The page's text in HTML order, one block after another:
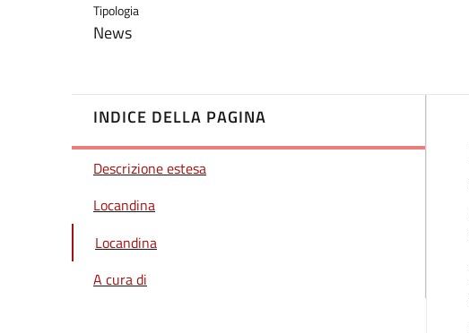
Tipologia
News
INDICE DELLA PAGINA
Descrizione estesa
Locandina
Locandina
A cura di